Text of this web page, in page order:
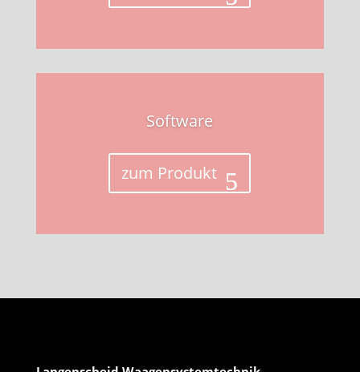
Software
zum Produkt